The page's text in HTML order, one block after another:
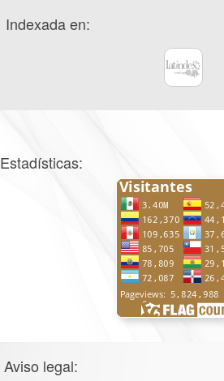
Indexada en:
Estadísticas:
Aviso legal: